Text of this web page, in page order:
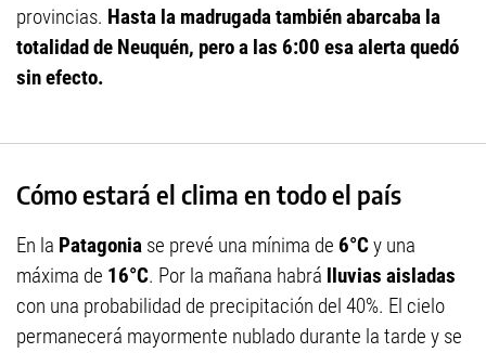
provincias. Hasta la madrugada también abarcaba la
totalidad de Neuquén, pero a las 6:00 esa alerta quedó
sin efecto.
Cómo estará el clima en todo el país
En la Patagonia se prevé una mínima de 6°Cy una
máxima de 16°C. Por la mañana habrá lluvias aisladas
con una probabilidad de precipitación del 40%. El cielo
permanecerá mayormente nublado durante la tarde y se